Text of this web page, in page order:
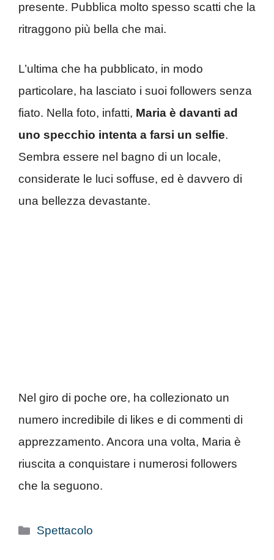
presente. Pubblica molto spesso scatti che la
ritraggono più bella che mai.
L’ultima che ha pubblicato, in modo
particolare, ha lasciato i suoi followers senza
fiato. Nella foto, infatti, Maria è davanti ad
uno specchio intenta a farsi un selfie.
Sembra essere nel bagno di un locale,
considerate le luci soffuse, ed è davvero di
una bellezza devastante.
Nel giro di poche ore, ha collezionato un
numero incredibile di likes e di commenti di
apprezzamento. Ancora una volta, Maria è
riuscita a conquistare i numerosi followers
che la seguono.
Categorie
Spettacolo